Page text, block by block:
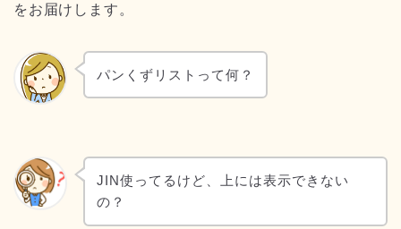
をお届けします。
パンくずリストって何？
JIN使ってるけど、上には表示できない
の？